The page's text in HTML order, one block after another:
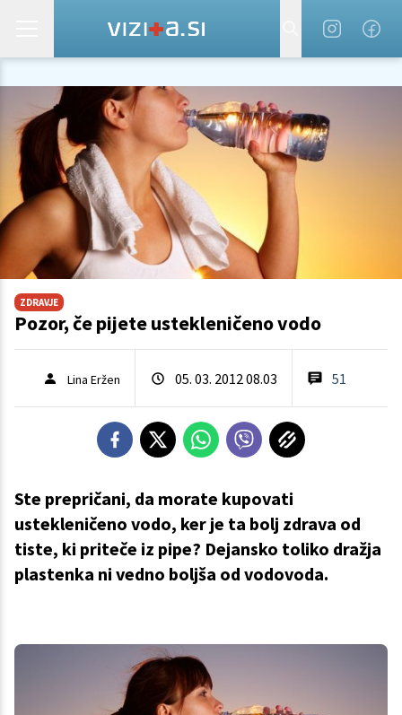
ZDRAVJE
Pozor, če pijete ustekleničeno vodo
Lina Eržen 05. 03. 2012 08.03 51
Ste prepričani, da morate kupovati
ustekleničeno vodo, ker je ta bolj zdrava od
tiste, ki priteče iz pipe? Dejansko toliko dražja
plastenka ni vedno boljša od vodovoda.